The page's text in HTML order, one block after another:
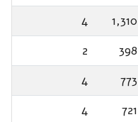
1,310
4
398
2
773
4
721
4